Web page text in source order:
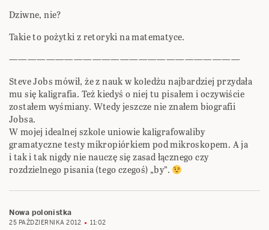
Dziwne, nie?
Takie to pożytki z retoryki na matematyce.
—————————————————————————
Steve Jobs mówił, że z nauk w koledżu najbardziej przydała
mu się kaligrafia. Też kiedyś o niej tu pisałem i oczywiście
zostałem wyśmiany. Wtedy jeszcze nie znałem biografii
Jobsa.
W mojej idealnej szkole uniowie kaligrafowaliby
gramatyczne testy mikropiórkiem pod mikroskopem. A ja
i tak i tak nigdy nie nauczę się zasad łącznego czy
rozdzielnego pisania (tego czegoś) „by”.
Nowa polonistka
25 PAŹDZIERNIKA 2012 11:02